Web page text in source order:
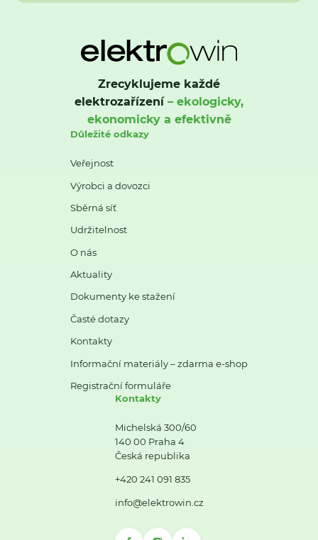
Zrecyklujeme každé
elektrozařízení– ekologicky,
ekonomicky a efektivně
Důležité odkazy
Veřejnost
Výrobci a dovozci
Sběrná síť
Udržitelnost
O nás
Aktuality
Dokumenty ke stažení
Časté dotazy
Kontakty
Informační materiály – zdarma e-shop
Registrační formuláře
Kontakty
Michelská 300/60
140 00 Praha 4
Česká republika
+420 241 091 835
info@elektrowin.cz